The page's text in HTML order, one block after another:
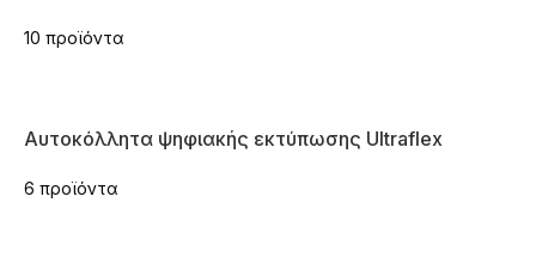
10 προϊόντα
Αυτοκόλλητα ψηφιακής εκτύπωσης Ultraflex
6 προϊόντα